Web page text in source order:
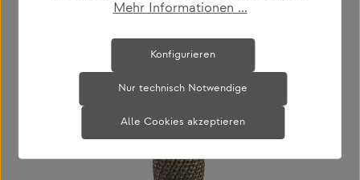
outdoor-accessoires
Bildergalerie überspringen
Mehr Informationen ...
Nur technisch Notwendige
Konfigurieren
Alle Cookies akzeptieren